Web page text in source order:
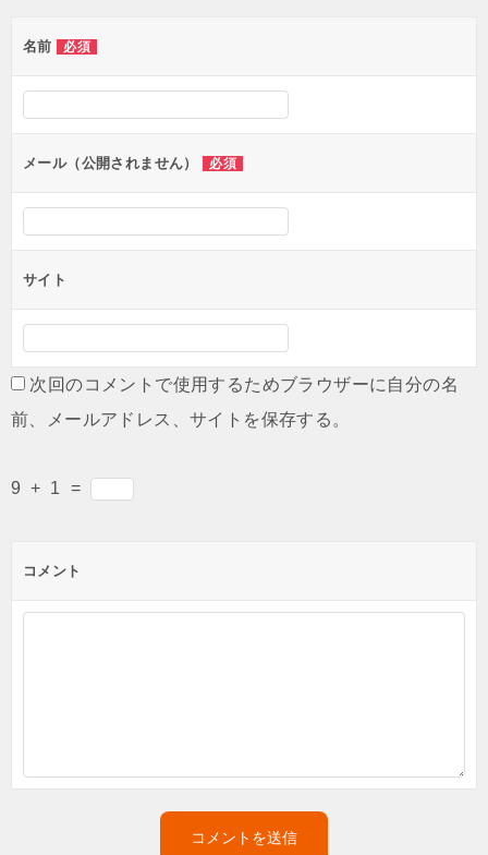
ー
シ
ン
名前 必須
メール（公開されません） 必須
サイト
次回のコメントで使用するためブラウザーに自分の名
前、メールアドレス、サイトを保存する。
9 + 1 =
コメント